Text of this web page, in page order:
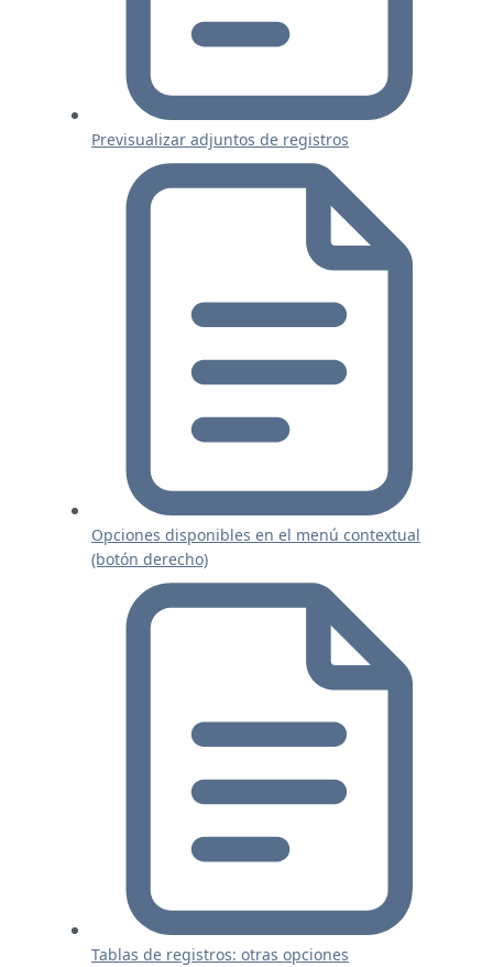
Previsualizar adjuntos de registros
Opciones disponibles en el menú contextual
(botón derecho)
Tablas de registros: otras opciones